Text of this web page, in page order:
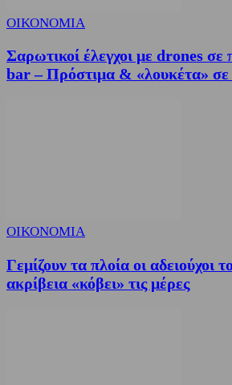
ΟΙΚΟΝΟΜΙΑ
Σαρωτικοί έλεγχοι με drones
bar – Πρόστιμα & «λουκέτα» σε
ΟΙΚΟΝΟΜΙΑ
Γεμίζουν τα πλοία οι αδειούχοι
ακρίβεια «κόβει» τις μέρες